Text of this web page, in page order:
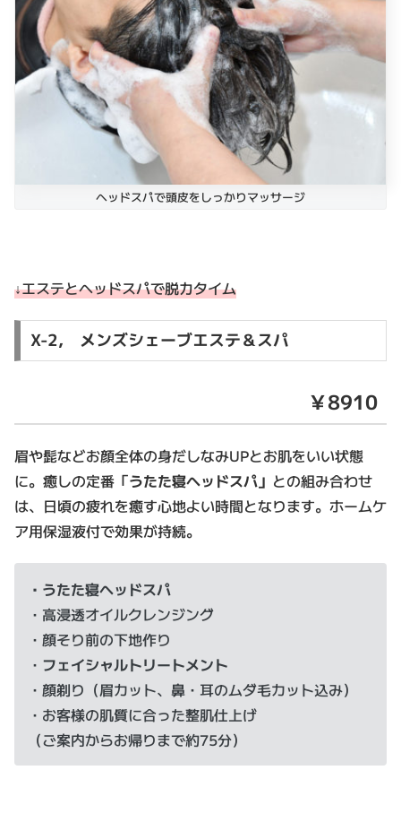
ヘッドスパで頭皮をしっかりマッサージ
↓エステとヘッドスパで脱力タイム
X-2, メンズシェーブエステ＆スパ
￥8910
眉や髭などお顔全体の身だしなみUPとお肌をいい状態
に。癒しの定番「うたた寝ヘッドスパ」 との組み合わせ
は、日頃の疲れを癒す心地よい時間となります。ホームケ
ア用保湿液付で効果が持続。
・うたた寝ヘッドスパ
・高浸透オイルクレンジング
・顔そり前の下地作り
・ フェイシャルトリートメント
・顔剃り（眉カット、鼻・耳のムダ毛カット込み）
・お客様の肌質に合った整肌仕上げ
（ご案内からお帰りまで約75分）